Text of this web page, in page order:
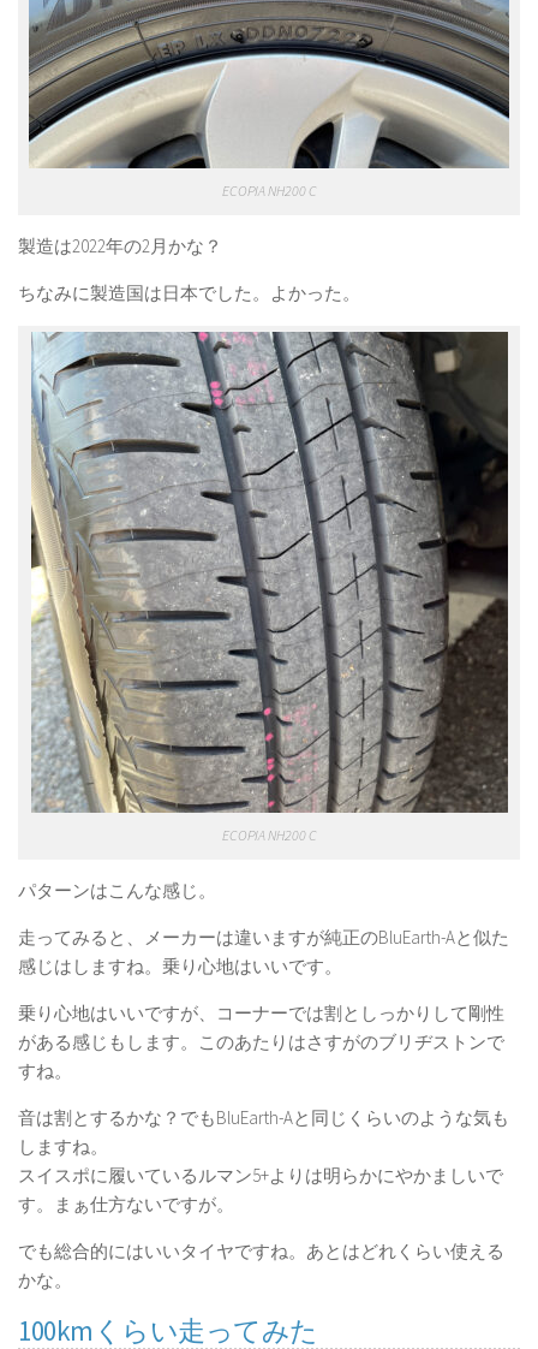
ECOPIA NH200 C
製造は2022年の2月かな？
ちなみに製造国は日本でした。よかった。
ECOPIA NH200 C
パターンはこんな感じ。
走ってみると、メーカーは違いますが純正のBluEarth-Aと似た
感じはしますね。乗り心地はいいです。
乗り心地はいいですが、コーナーでは割としっかりして剛性
がある感じもします。このあたりはさすがのブリヂストンで
すね。
音は割とするかな？でもBluEarth-Aと同じくらいのような気も
しますね。
スイスポに履いているルマン5+よりは明らかにやかましいで
す。まぁ仕方ないですが。
でも総合的にはいいタイヤですね。あとはどれくらい使える
かな。
100kmくらい走ってみた